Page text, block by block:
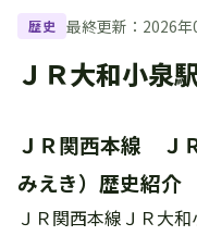
歴史 最終更新：2026年
ＪＲ大和小泉
ＪＲ関西本線 Ｊ
みえき）歴史紹介
ＪＲ関西本線ＪＲ大